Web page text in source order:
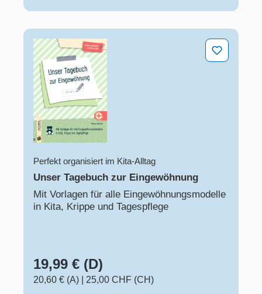
Unser Tagebuch zur Eingewöhnung
Perfekt organisiert im Kita-Alltag
Unser Tagebuch zur Eingewöhnung
Mit Vorlagen für alle Eingewöhnungsmodelle
in Kita, Krippe und Tagespflege
19,99 € (D)
20,60 € (A)
25,00 CHF (CH)